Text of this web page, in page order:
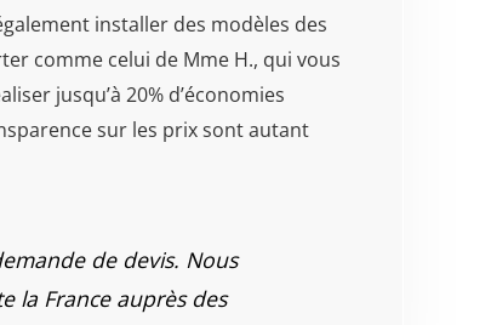
installer des modèles des
comme celui de Mme H., qui vous
jusqu’à 20% d’économies
sur les prix sont autant
de devis. Nous
la France auprès des